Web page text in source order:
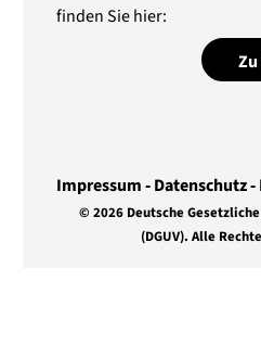
finden Sie hier:
Impressum Datenschutz
© 2026 Deutsche
(DGUV). Alle